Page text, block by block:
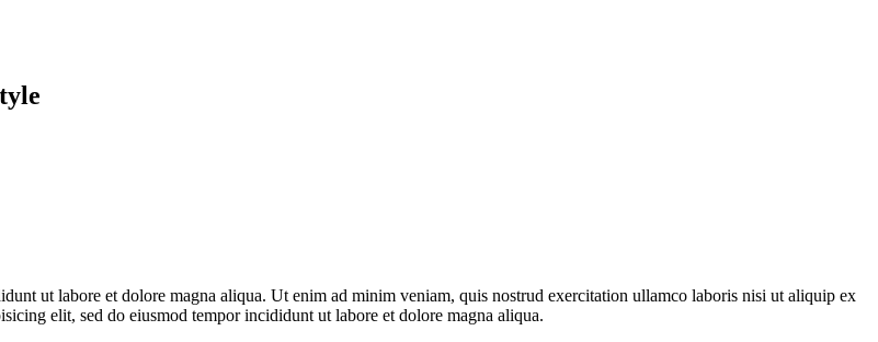
ut labore et dolore magna aliqua. Ut enim ad minim veniam, quis nostrud exercitation ullamco laboris nisi ut aliquip ex
elit, sed do eiusmod tempor incididunt ut labore et dolore magna aliqua.